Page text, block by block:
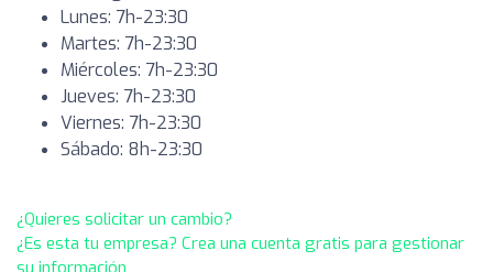
Lunes: 7h-23:30
Martes: 7h-23:30
Miércoles: 7h-23:30
Jueves: 7h-23:30
Viernes: 7h-23:30
Sábado: 8h-23:30
¿Quieres solicitar un cambio?
¿Es esta tu empresa? Crea una cuenta gratis para gestionar
su información